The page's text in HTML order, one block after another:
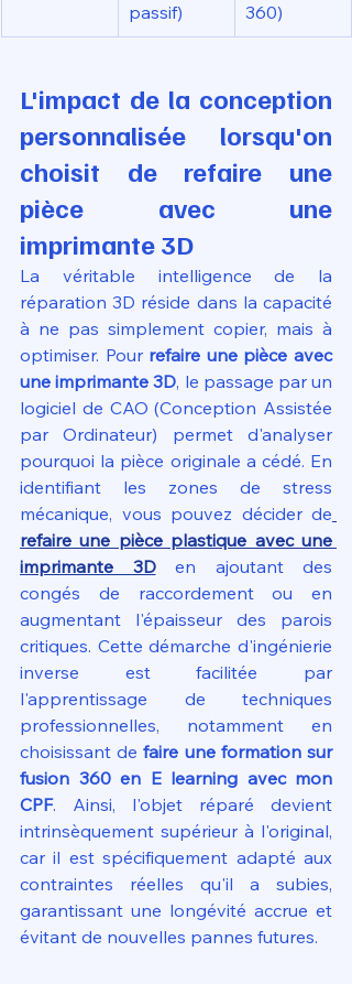
passif)
360)
L'impact de la conception
personnalisée lorsqu'on
choisit de refaire une
pièce avec une
imprimante 3D
La véritable intelligence de la
réparation 3D réside dans la capacité
à ne pas simplement copier, mais à
optimiser. Pour refaire une pièce avec
une imprimante 3D, le passage par un
logiciel de CAO (Conception Assistée
par Ordinateur) permet d'analyser
pourquoi la pièce originale a cédé. En
identifiant les zones de stress
mécanique, vous pouvez décider de
refaire une pièce plastique avec une
imprimante 3D en ajoutant des
congés de raccordement ou en
augmentant l'épaisseur des parois
critiques. Cette démarche d'ingénierie
inverse est facilitée par
l'apprentissage de techniques
professionnelles, notamment en
choisissant de faire une formation sur
fusion 360 en E learning avec mon
CPF. Ainsi, l'objet réparé devient
intrinsèquement supérieur à l'original,
car il est spécifiquement adapté aux
contraintes réelles qu'il a subies,
garantissant une longévité accrue et
évitant de nouvelles pannes futures.